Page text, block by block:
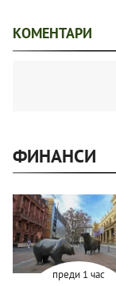
КОМЕНТАРИ
ФИНАНСИ
преди 1 час